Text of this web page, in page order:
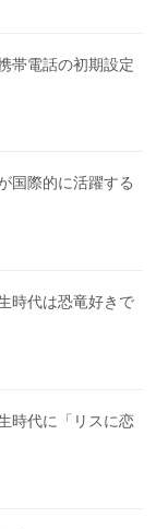
帯電話の初期設定
国際的に活躍する
時代は恐竜好きで
時代に「リスに恋